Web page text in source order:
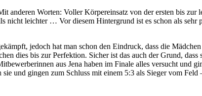
anderen Worten: Voller Körpereinsatz von der ersten bis zur
leichter … Vor diesem Hintergrund ist es schon als sehr
jedoch hat man schon den Eindruck, dass die
dies bis zur Perfektion. Sicher ist das auch der Grund, dass
aus Jena haben im Finale alles versucht und
und gingen zum Schluss mit einem 5:3 als Sieger vom